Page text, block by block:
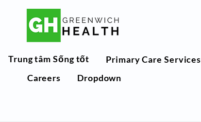
Trung tâm Sống tốt
Primary Care Services
Careers
Dropdown